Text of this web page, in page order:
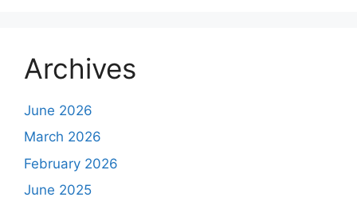
Archives
June 2026
March 2026
February 2026
June 2025